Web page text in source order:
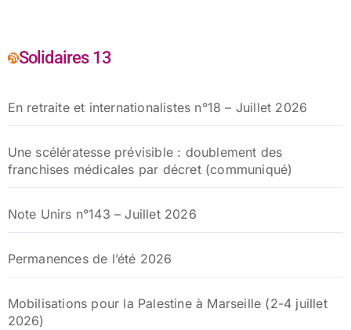
Solidaires 13
En retraite et internationalistes n°18 – Juillet 2026
Une scélératesse prévisible : doublement des
franchises médicales par décret (communiqué)
Note Unirs n°143 – Juillet 2026
Permanences de l’été 2026
Mobilisations pour la Palestine à Marseille (2-4 juillet
2026)